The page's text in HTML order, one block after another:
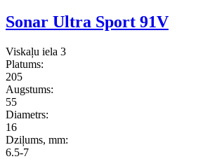
Sonar Ultra Sport 91V
Viskaļu iela 3
Platums:
205
Augstums:
55
Diametrs:
16
Dziļums, mm:
6.5-7